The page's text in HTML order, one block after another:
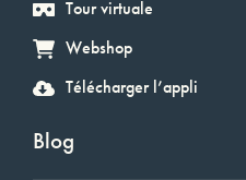
Tour virtuale
Webshop
Télécharger l’appli
Blog